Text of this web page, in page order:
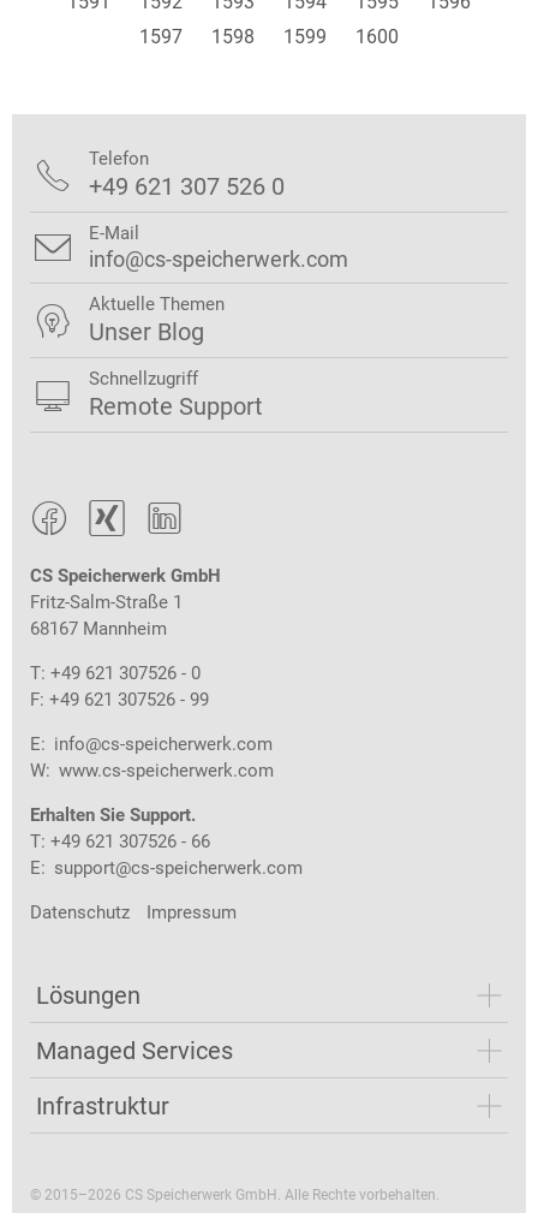
1597
1598 1599 1600
  
CS Speicherwerk GmbH
Fritz-Salm-Straße 1
68167 Mannheim
T: +49 621 307526 - 0
F: +49 621 307526 - 99
E: info@cs-speicherwerk.com
W: www.cs-speicherwerk.com
Erhalten Sie Support.
T: +49 621 307526 - 66
E: support@cs-speicherwerk.com
Datenschutz Impressum
Lösungen
Managed Services
Infrastruktur
 Telefon
+49 621 307 526 0
 E-Mail
info@cs-speicherwerk.com
 Aktuelle Themen
Unser Blog
 Schnellzugriff
Remote Support
© 2015–2026 CS Speicherwerk GmbH. Alle Rechte vorbehalten.